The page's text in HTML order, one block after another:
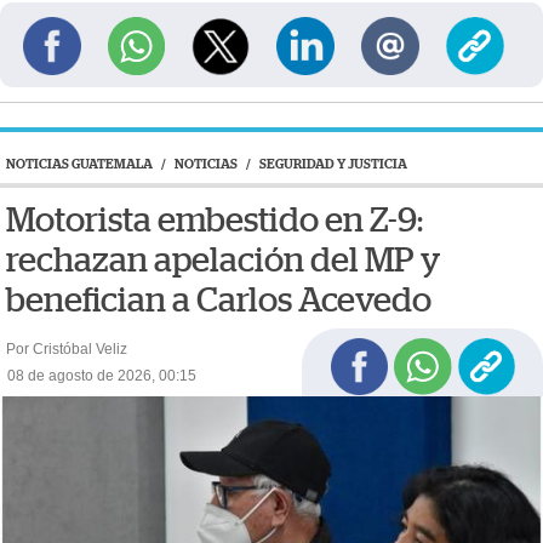
NOTICIAS GUATEMALA / NOTICIAS / SEGURIDAD Y JUSTICIA
Motorista embestido en Z-9:
rechazan apelación del MP y
benefician a Carlos Acevedo
Por Cristóbal Veliz
08 de agosto de 2026, 00:15